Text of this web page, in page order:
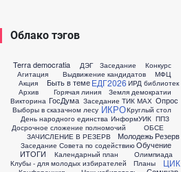
Облако тэгов
Terra democratia
Агитация
Акция
Архив
Быть в теме
Викторина
Выборы в сказачном лесу
Выдвижение кандидатов
Горячая линия
ГосДума
ДЭГ
День народного единства
Досрочное сложение полномочий
ЕДГ2026
ЗАЧИСЛЕНИЕ В РЕЗЕРВ
Заседание
Заседание Совета по содействию
Заседание ТИК
Земля демократии
ИКРО
ИРД библиотек
ИТОГИ
ИнформУИК
Календарный план
Клубы - для молодых избирателей
Конкурс
Круглый стол
МАХ
МФЦ
Молодежь
ОБСЕ
Обучение
Олимпиада
Опрос
ППЗ
Планы
Резерв
ЦИК